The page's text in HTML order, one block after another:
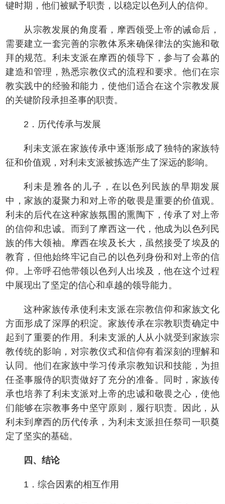
键时期，他们被赋予职责，以稳定以色列人的信仰。
从宗教发展的角度看，摩西领受上帝的诫命后，
需要建立一套完善的宗教体系来确保律法的实施和敬
拜的规范。利未支派在摩西的领导下，参与了会幕的
建造和管理，熟悉宗教仪式的流程和要求。他们在宗
教实践中的经验和能力，使他们适合在这个宗教发展
的关键阶段承担圣事的职责。
2．历代传承与发展
利未支派在家族传承中逐渐形成了独特的家族特
征和价值观，对利未支派被拣选产生了深远的影响。
利未是雅各的儿子，在以色列民族的早期发展
中，家族的凝聚力和对上帝的敬畏是重要的价值观。
利未的后代在这种家族氛围的熏陶下，传承了对上帝
的信仰和忠诚。而到了摩西这一代，他成为以色列民
族的伟大领袖。摩西在埃及长大，虽然接受了埃及的
教育，但他始终牢记自己的以色列身份和对上帝的信
仰。上帝呼召他带领以色列人出埃及，他在这个过程
中展现出了坚定的信心和卓越的领导能力。
这种家族传承使利未支派在宗教信仰和家族文化
方面形成了深厚的积淀。家族传承在宗教职责确定中
起到了重要的作用。利未支派的人从小就受到家族宗
教传统的影响，对宗教仪式和信仰有着深刻的理解和
认同。他们在家族中学习传承宗教知识和技能，为担
任圣事服侍的职责做好了充分的准备。同时，家族传
承也培养了利未支派对上帝的忠诚和敬畏之心，使他
们能够在宗教事务中坚守原则，履行职责。因此，从
利未到摩西的历代传承，为利未支派担任祭司一职奠
定了坚实的基础。
四、结论
1．综合因素的相互作用